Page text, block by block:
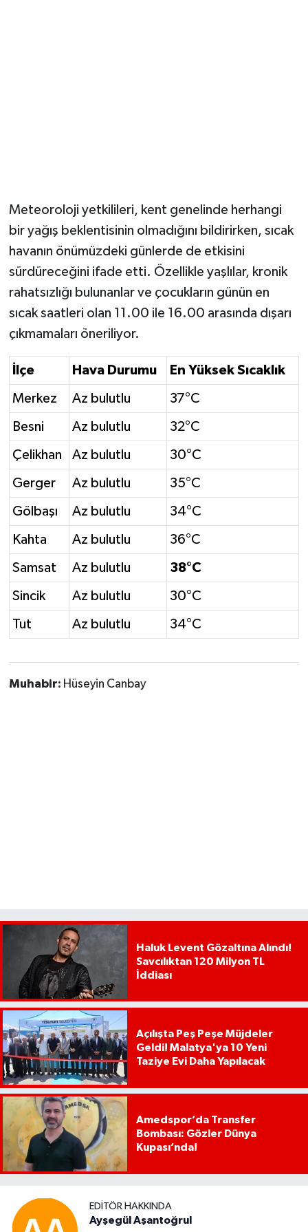
Meteoroloji yetkilileri, kent genelinde herhangi
bir yağış beklentisinin olmadığını bildirirken, sıcak
havanın önümüzdeki günlerde de etkisini
sürdüreceğini ifade etti. Özellikle yaşlılar, kronik
rahatsızlığı bulunanlar ve çocukların günün en
sıcak saatleri olan 11.00 ile 16.00 arasında dışarı
çıkmamaları öneriliyor.
İlçe Hava Durumu En Yüksek Sıcaklık
Merkez Az bulutlu 37°C
Besni Az bulutlu 32°C
Çelikhan Az bulutlu 30°C
Gerger Az bulutlu 35°C
Gölbaşı Az bulutlu 34°C
Kahta Az bulutlu 36°C
Samsat Az bulutlu 38°C
Sincik Az bulutlu 30°C
Tut Az bulutlu 34°C
Muhabir: Hüseyin Canbay
Haluk Levent Gözaltına Alındı!
Savcılıktan 120 Milyon TL
İddiası
Açılışta Peş Peşe Müjdeler
Geldi! Malatya'ya 10 Yeni
Taziye Evi Daha Yapılacak
Amedspor’da Transfer
Bombası: Gözler Dünya
Kupası’nda!
EDITÖR HAKKINDA
Ayşegül Aşantoğrul